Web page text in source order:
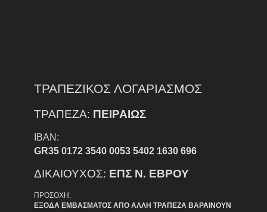
ΤΡΑΠΕΖΙΚΟΣ ΛΟΓΑΡΙΑΣΜΟΣ
ΤΡΑΠΕΖΑ: ΠΕΙΡΑΙΩΣ
IBAN:
GR35 0172 3540 0053 5402 1630 696
ΔΙΚΑΙΟΥΧΟΣ: ΕΠΣ Ν. ΕΒΡΟΥ
ΠΡΟΣΟΧΗ:
ΕΞΟΔΑ ΕΜΒΑΣΜΑΤΟΣ ΑΠΟ ΑΛΛΗ ΤΡΑΠΕΖΑ ΒΑΡΑΙΝΟΥΝ